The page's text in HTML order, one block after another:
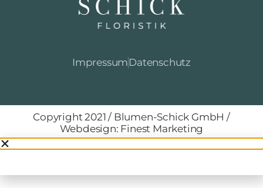
Impressum Datenschutz
Copyright 2021 / Blumen-Schick GmbH /
Webdesign: Finest Marketing